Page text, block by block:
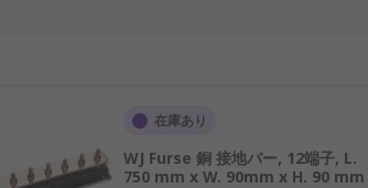
在庫あり
WJ Furse 銅 接地バー, 12端子, L.
750 mm x W. 90mm x H. 90 mm